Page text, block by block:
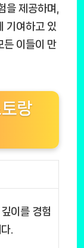
을 제공하며,
기여하고 있
든 이들이 만
랑
이를 경험
.